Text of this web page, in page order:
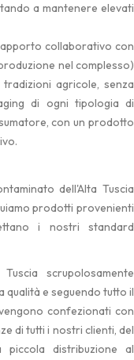
a mantenere elevati
collaborativo con
nel complesso)
agricole, senza
di ogni tipologia di
con un prodotto
dell'Alta Tuscia
prodotti provenienti
i nostri standard
scrupolosamente
e seguendo tutto il
confezionati con
di tutti i nostri clienti, del
distribuzione al